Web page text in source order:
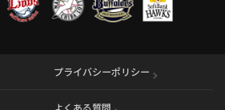
プライバシーポリシー
く） よくある質問